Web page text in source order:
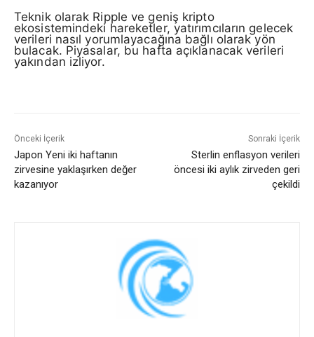
Teknik olarak Ripple ve geniş kripto
ekosistemindeki hareketler, yatırımcıların gelecek
verileri nasıl yorumlayacağına bağlı olarak yön
bulacak. Piyasalar, bu hafta açıklanacak verileri
yakından izliyor.
Önceki İçerik
Japon Yeni iki haftanın
zirvesine yaklaşırken değer
kazanıyor
Sonraki İçerik
Sterlin enflasyon verileri
öncesi iki aylık zirveden geri
çekildi